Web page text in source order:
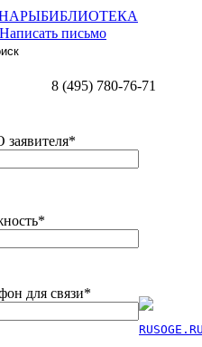
БИБЛИОТЕКА
8 (495) 780-76-71
для связи*